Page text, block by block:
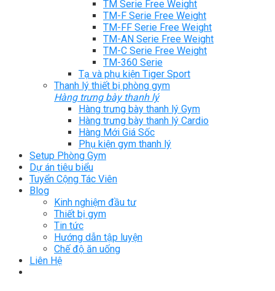
TM Serie Free Weight
TM-F Serie Free Weight
TM-FF Serie Free Weight
TM-AN Serie Free Weight
TM-C Serie Free Weight
TM-360 Serie
Tạ và phụ kiện Tiger Sport
Thanh lý thiết bị phòng gym
Hàng trưng bày thanh lý
Hàng trưng bày thanh lý Gym
Hàng trưng bày thanh lý Cardio
Hàng Mới Giá Sốc
Phụ kiện gym thanh lý
Setup Phòng Gym
Dự án tiêu biểu
Tuyển Cộng Tác Viên
Blog
Kinh nghiệm đầu tư
Thiết bị gym
Tin tức
Hướng dẫn tập luyện
Chế độ ăn uống
Liên Hệ